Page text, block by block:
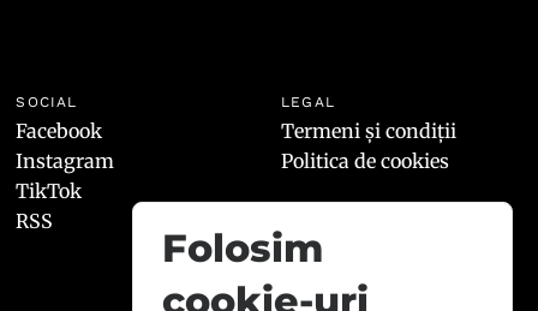
SOCIAL
Facebook
Instagram
TikTok
RSS
LEGAL
Termeni și condiții
Politica de cookies
Folosim
cookie-uri